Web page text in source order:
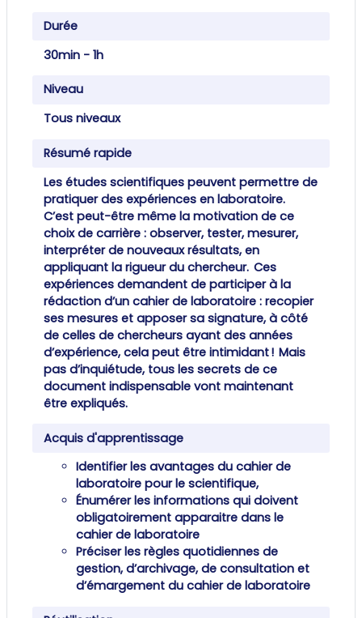
Durée
30min - 1h
Niveau
Tous niveaux
Résumé rapide
Les études scientifiques peuvent permettre de
pratiquer des expériences en laboratoire.
C’est peut-être même la motivation de ce
choix de carrière : observer, tester, mesurer,
interpréter de nouveaux résultats, en
appliquant la rigueur du chercheur. Ces
expériences demandent de participer à la
rédaction d’un cahier de laboratoire : recopier
ses mesures et apposer sa signature, à côté
de celles de chercheurs ayant des années
d’expérience, cela peut être intimidant ! Mais
pas d’inquiétude, tous les secrets de ce
document indispensable vont maintenant
être expliqués.
Acquis d'apprentissage
Identifier les avantages du cahier de
laboratoire pour le scientifique,
Énumérer les informations qui doivent
obligatoirement apparaitre dans le
cahier de laboratoire
Préciser les règles quotidiennes de
gestion, d’archivage, de consultation et
d’émargement du cahier de laboratoire